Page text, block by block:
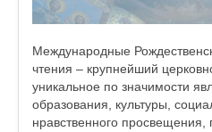
Международные
чтения – крупнейший
уникальное по значимости
образования, культуры,
нравственного просвещения,